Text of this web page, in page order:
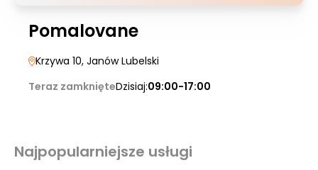
Pomalovane
Krzywa 10, Janów Lubelski
Teraz zamknięteDzisiaj:09:00-17:00
Najpopularniejsze usługi